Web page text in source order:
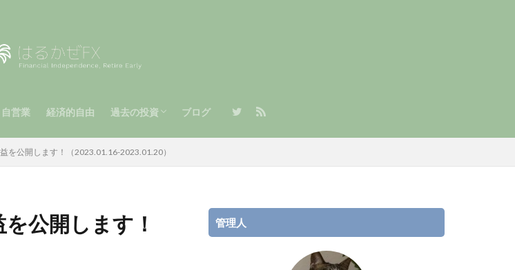
自営業 経済的自由 過去の投資
手動トラリピ（第1章）
メキシコペソ（MXN/JPY）積立
南アフリカランド（ZAR/JPY）積立
ビットコイン
運用報告（第1章）
自動トラリピ
ブログ
を公開します！（2023.01.16-2023.01.20）
公開します！
管理人